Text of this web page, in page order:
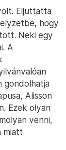
Eljuttatta
hogy
Neki egy
A
gondolhatja
Alisson
Ezek olyan
venni,
miatt